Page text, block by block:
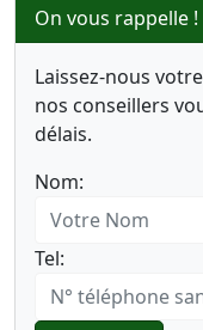
On vous rappelle !
Laissez-nous
nos conseillers
délais.
Nom:
Tel: